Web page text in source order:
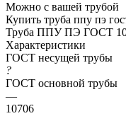
Можно с вашей трубой
Купить труба ппу пэ
Труба ППУ ПЭ ГОСТ
Характеристики
ГОСТ несущей трубы
?
ГОСТ основной трубы
—
10706